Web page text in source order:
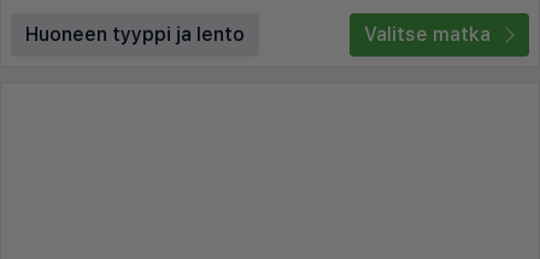
Huoneen tyyppi ja lento Valitse matka